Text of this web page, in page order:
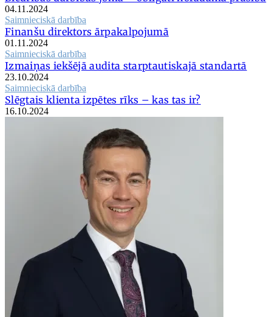
04.11.2024
Saimnieciskā darbība
Finanšu direktors ārpakalpojumā
01.11.2024
Saimnieciskā darbība
Izmaiņas iekšējā audita starptautiskajā standartā
23.10.2024
Saimnieciskā darbība
Slēgtais klienta izpētes rīks – kas tas ir?
16.10.2024